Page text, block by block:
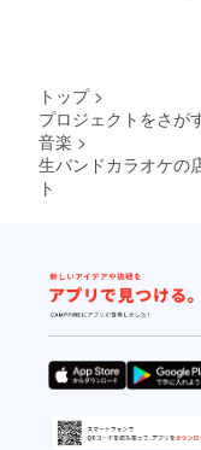
トップ >
プロジェクトをさが
音楽 >
生バンドカラオケの
ト